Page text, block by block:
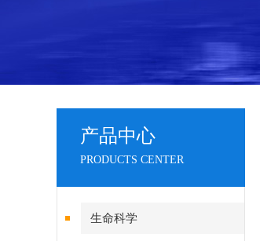
产品中心
PRODUCTS CENTER
生命科学